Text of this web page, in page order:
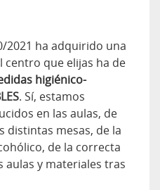
2021 ha adquirido una
que elijas ha de
higiénico-
. Sí, estamos
en las aulas, de
distintas mesas, de la
de la correcta
aulas y materiales tras